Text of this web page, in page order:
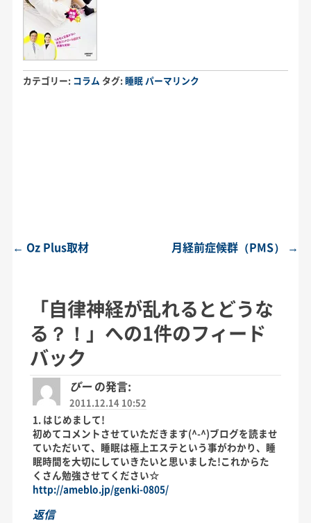
カテゴリー: コラム タグ:睡眠 パーマリンク
投稿ナビゲーション
← Oz Plus取材 月経前症候群（PMS） →
「自律神経が乱れるとどうな
る？！ 」への1件のフィード
バック
ぴー の発言:
2011.12.14 10:52
1. はじめまして!
初めてコメントさせていただきます(^-^)ブログを読ませ
ていただいて、睡眠は極上エステという事がわかり、睡
眠時間を大切にしていきたいと思いました!これからた
くさん勉強させてください☆
http://ameblo.jp/genki-0805/
返信